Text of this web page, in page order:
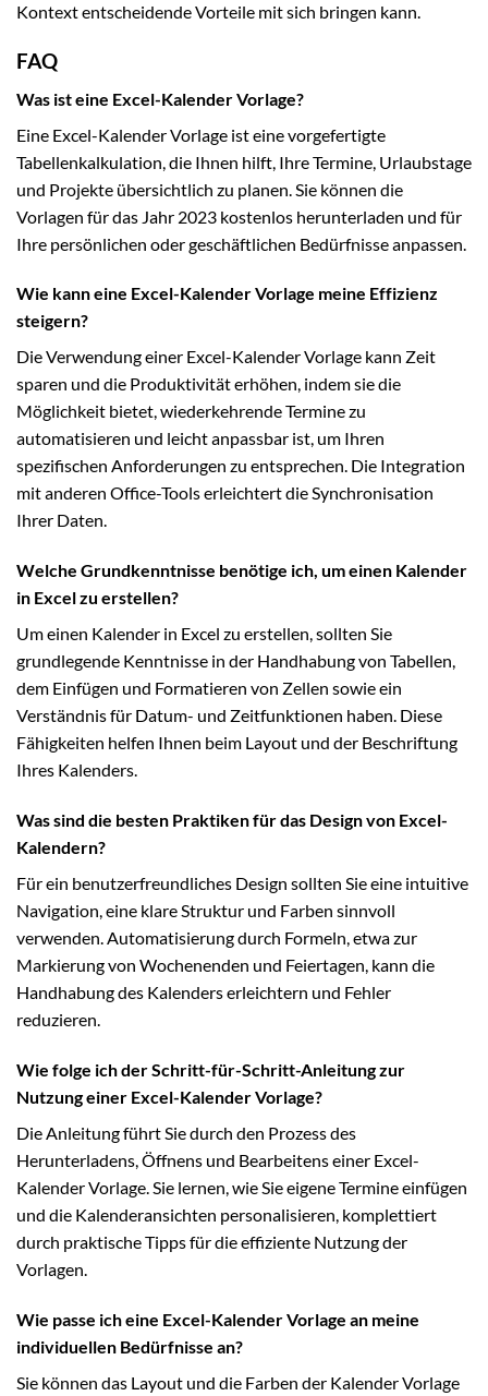
Kontext entscheidende Vorteile mit sich bringen kann.
FAQ
Was ist eine Excel-Kalender Vorlage?
Eine Excel-Kalender Vorlage ist eine vorgefertigte
Tabellenkalkulation, die Ihnen hilft, Ihre Termine, Urlaubstage
und Projekte übersichtlich zu planen. Sie können die
Vorlagen für das Jahr 2023 kostenlos herunterladen und für
Ihre persönlichen oder geschäftlichen Bedürfnisse anpassen.
Wie kann eine Excel-Kalender Vorlage meine Effizienz
steigern?
Die Verwendung einer Excel-Kalender Vorlage kann Zeit
sparen und die Produktivität erhöhen, indem sie die
Möglichkeit bietet, wiederkehrende Termine zu
automatisieren und leicht anpassbar ist, um Ihren
spezifischen Anforderungen zu entsprechen. Die Integration
mit anderen Office-Tools erleichtert die Synchronisation
Ihrer Daten.
Welche Grundkenntnisse benötige ich, um einen Kalender
in Excel zu erstellen?
Um einen Kalender in Excel zu erstellen, sollten Sie
grundlegende Kenntnisse in der Handhabung von Tabellen,
dem Einfügen und Formatieren von Zellen sowie ein
Verständnis für Datum- und Zeitfunktionen haben. Diese
Fähigkeiten helfen Ihnen beim Layout und der Beschriftung
Ihres Kalenders.
Was sind die besten Praktiken für das Design von Excel-
Kalendern?
Für ein benutzerfreundliches Design sollten Sie eine intuitive
Navigation, eine klare Struktur und Farben sinnvoll
verwenden. Automatisierung durch Formeln, etwa zur
Markierung von Wochenenden und Feiertagen, kann die
Handhabung des Kalenders erleichtern und Fehler
reduzieren.
Wie folge ich der Schritt-für-Schritt-Anleitung zur
Nutzung einer Excel-Kalender Vorlage?
Die Anleitung führt Sie durch den Prozess des
Herunterladens, Öffnens und Bearbeitens einer Excel-
Kalender Vorlage. Sie lernen, wie Sie eigene Termine einfügen
und die Kalenderansichten personalisieren, komplettiert
durch praktische Tipps für die effiziente Nutzung der
Vorlagen.
Wie passe ich eine Excel-Kalender Vorlage an meine
individuellen Bedürfnisse an?
Sie können das Layout und die Farben der Kalender Vorlage